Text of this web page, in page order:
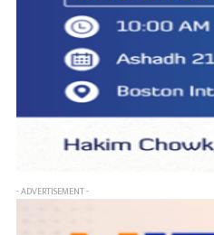
- ADVERTISEMENT -